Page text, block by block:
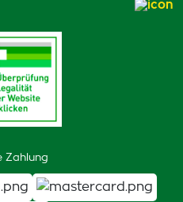
Zahlung